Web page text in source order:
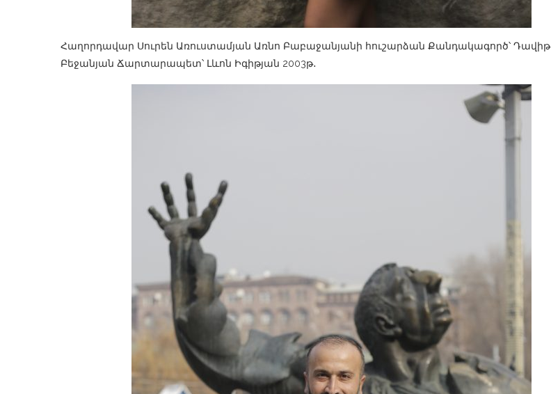
Հաղորդավար Սուրեն Առուստամյան Առնո Բաբաջանյանի հուշարձան Քանդակագործ՝ Դավիթ
Բեջանյան Ճարտարապետ՝ Լևոն Իգիթյան 2003թ․